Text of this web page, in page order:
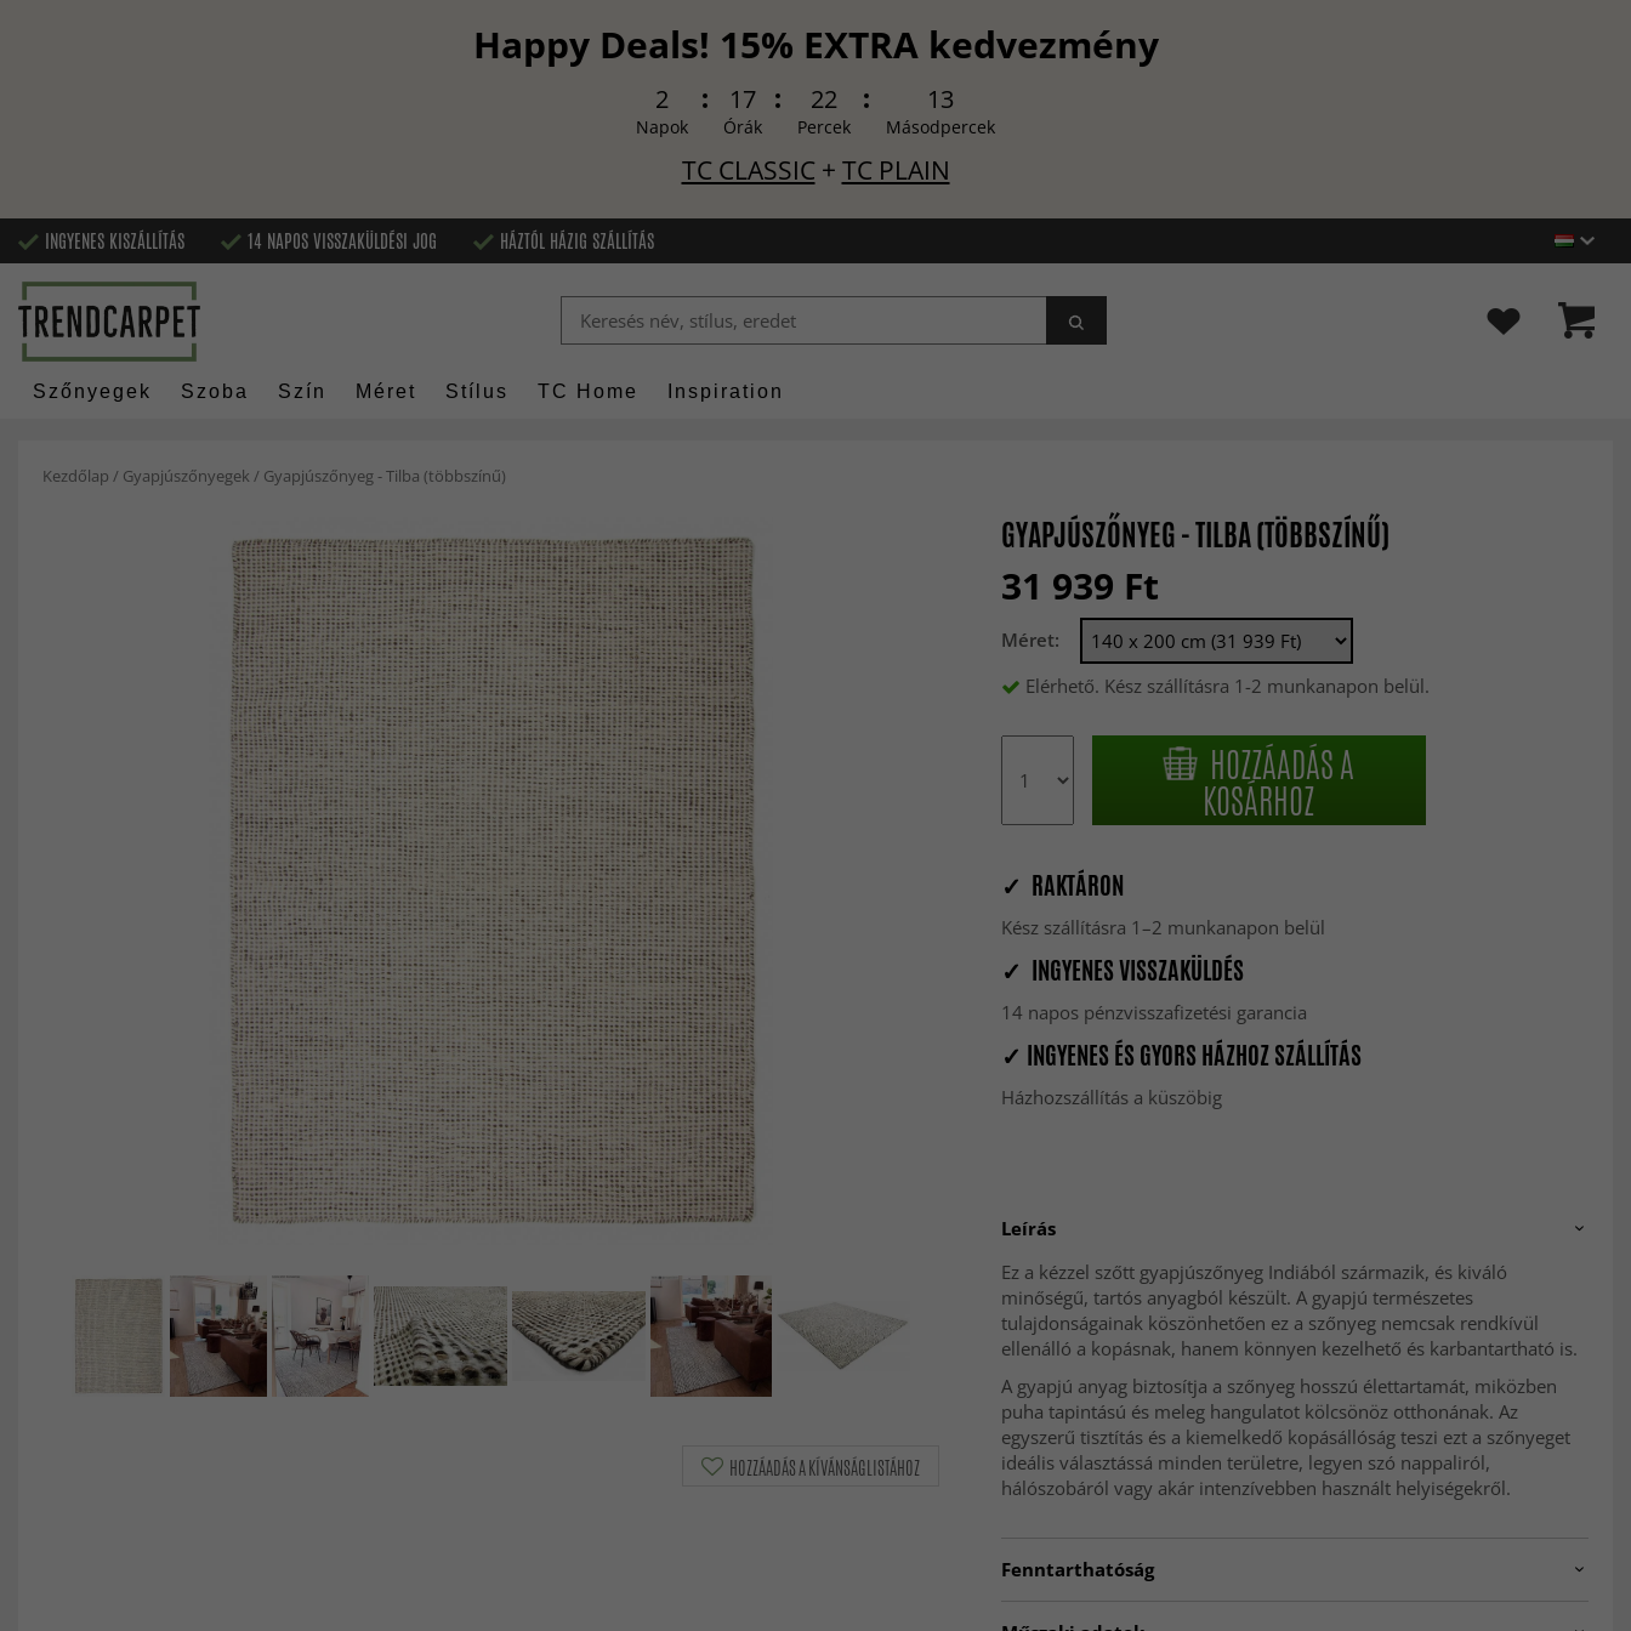
Happy Deals! 15% EXTRA kedvezmény
2
Napok
17
Órák
22
Percek
12
Másodpercek
TC CLASSIC+ TC PLAIN
INGYENES KISZÁLLÍTÁS 14 NAPOS VISSZAKÜLDÉSI JOG HÁZTÓL HÁZIG SZÁLLÍTÁS
Szőnyegek Szoba Szín Méret Stílus TC Home Inspiration
Kezdőlap / Gyapjúszőnyegek / Gyapjúszőnyeg - Tilba (többszínű)
GYAPJÚSZŐNYEG - TILBA (TÖBBSZÍNŰ)
31 939 Ft
Méret:
Elérhető. Kész szállításra 1-2 munkanapon belül.
HOZZÁADÁS A
KOSÁRHOZ
✓ RAKTÁRON
Kész szállításra 1–2 munkanapon belül
✓ INGYENES VISSZAKÜLDÉS
14 napos pénzvisszafizetési garancia
✓ INGYENES ÉS GYORS HÁZHOZ SZÁLLÍTÁS
Házhozszállítás a küszöbig
Leírás
Ez a kézzel szőtt gyapjúszőnyeg Indiából származik, és kiváló
minőségű, tartós anyagból készült. A gyapjú természetes
tulajdonságainak köszönhetően ez a szőnyeg nemcsak rendkívül
ellenálló a kopásnak, hanem könnyen kezelhető és karbantartható is.
A gyapjú anyag biztosítja a szőnyeg hosszú élettartamát, miközben
puha tapintású és meleg hangulatot kölcsönöz otthonának. Az
egyszerű tisztítás és a kiemelkedő kopásállóság teszi ezt a szőnyeget
ideális választássá minden területre, legyen szó nappaliról,
hálószobáról vagy akár intenzívebben használt helyiségekről.
Fenntarthatóság
GOODWEAVE
HOZZÁADÁS A KÍVÁNSÁGLISTÁHOZ